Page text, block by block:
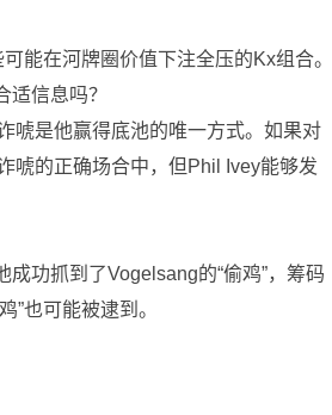
能在河牌圈价值下注全压的Kx组合。
信息吗？
唬是他赢得底池的唯一方式。如果对
唬的正确场合中，但Phil Ivey能够发
功抓到了Vogelsang的“偷鸡”，筹码
”也可能被逮到。